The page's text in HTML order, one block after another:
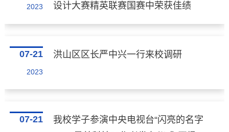
2023
设计大赛精英联赛国赛中荣获佳绩
07-21
2023
洪山区区长严中兴一行来校调研
07-21
我校学子参演中央电视台“闪亮的名字